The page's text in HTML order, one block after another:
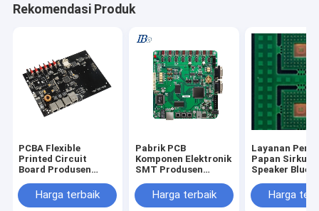
Rekomendasi Produk
PCBA Flexible
Printed Circuit
Board Produsen
OEM ODM
Harga terbaik
Pabrik PCB
Komponen Elektronik
SMT Produsen
PCBHarga terbaik
Layanan
Papan Sirkuit
Speaker
QFNHarga